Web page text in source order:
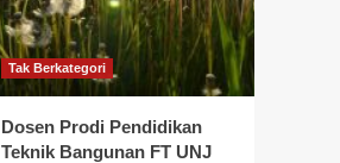
Tak Berkategori
Dosen Prodi Pendidikan
Teknik Bangunan FT UNJ